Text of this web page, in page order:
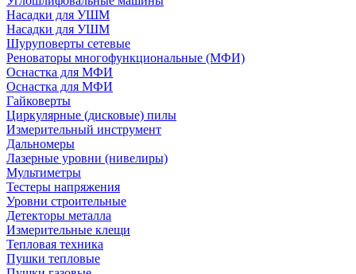
Насадки для УШМ
Насадки для УШМ
Шуруповерты сетевые
Реноваторы многофункциональные (МФИ)
Оснастка для МФИ
Оснастка для МФИ
Гайковерты
Циркулярные (дисковые) пилы
Измерительный инструмент
Дальномеры
Лазерные уровни (нивелиры)
Мультиметры
Тестеры напряжения
Уровни строительные
Детекторы металла
Измерительные клещи
Тепловая техника
Пушки тепловые